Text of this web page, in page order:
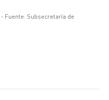
- Fuente: Subsecretaría de